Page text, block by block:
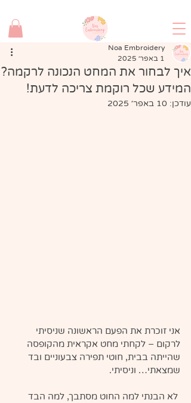
איך לבחור את המחט הנכונה לרקמה?
המידע שכל רוקמת צריכה לדעת!
Noa Embroidery
1 באפר׳ 2025
עודכן: 10 באפר׳ 2025
אני זוכרת את הפעם הראשונה שניסיתי
לרקום – לקחתי מחט אקראית מהקופסה
שהייתה בבית, חוטי תפירה צבעוניים ובד
שמצאתי… וניסיתי.
לא הבנתי למה החוט מסתבך, למה הבד